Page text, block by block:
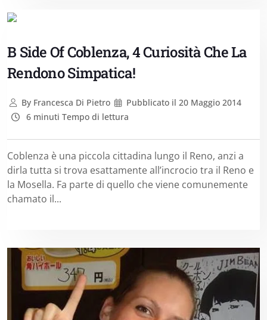
B Side Of Coblenza, 4 Curiosità Che La
Rendono Simpatica!
ByFrancesca Di Pietro Pubblicato il 20 Maggio 2014
6 minuti Tempo di lettura
Coblenza è una piccola cittadina lungo il Reno, anzi a
dirla tutta si trova esattamente all’incrocio tra il Reno e
la Mosella. Fa parte di quello che viene comunemente
chamato il...